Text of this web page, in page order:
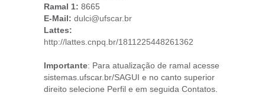
Ramal 1: 8665
E-Mail: dulci@ufscar.br
Lattes:
http://lattes.cnpq.br/1811225448261362
Importante: Para atualização de ramal acesse
sistemas.ufscar.br/SAGUI e no canto superior
direito selecione Perfil e em seguida Contatos.